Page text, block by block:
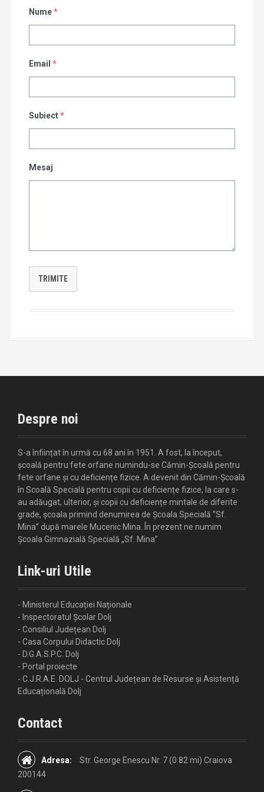
Nume*
Email *
Subiect*
Mesaj
TRIMITE
Despre noi
S-a înființat în urmă cu 68 ani în 1951. A fost, la început,
școală pentru fete orfane numindu-se Cămin-Școală pentru
fete orfane și cu deficiențe fizice. A devenit din Cămin-Școală
în Scoală Specială pentru copii cu deficiențe fizice, la care s-
au adăugat, ulterior, și copii cu deficiențe mintale de diferite
grade, școala primind denumirea de Școala Specială ”Sf.
Mina” după marele Mucenic Mina. În prezent ne numim
Școala Gimnazială Specială „Sf. Mina”
Link-uri Utile
- Ministerul Educației Naționale
- Inspectoratul Școlar Dolj
- Consiliul Județean Dolj
- Casa Corpului Didactic Dolj
- D.G.A.S.P.C. Dolj
- Portal proiecte
- C.J.R.A.E. DOLJ - Centrul Județean de Resurse și Asistență
Educațională Dolj
Contact
Adresa:
Str. George Enescu Nr. 7 (0.82 mi) Craiova
200144